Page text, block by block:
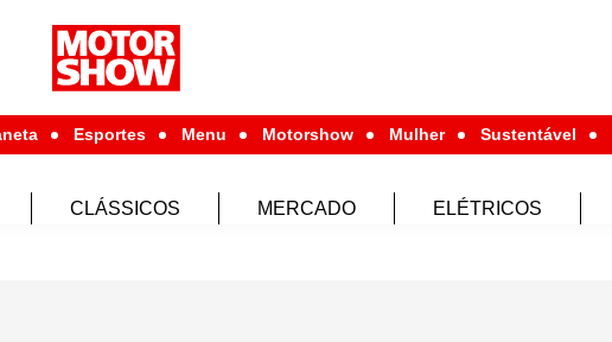
Esportes Menu Motorshow Mulher Sustentável
CLÁSSICOS MERCADO ELÉTRICOS